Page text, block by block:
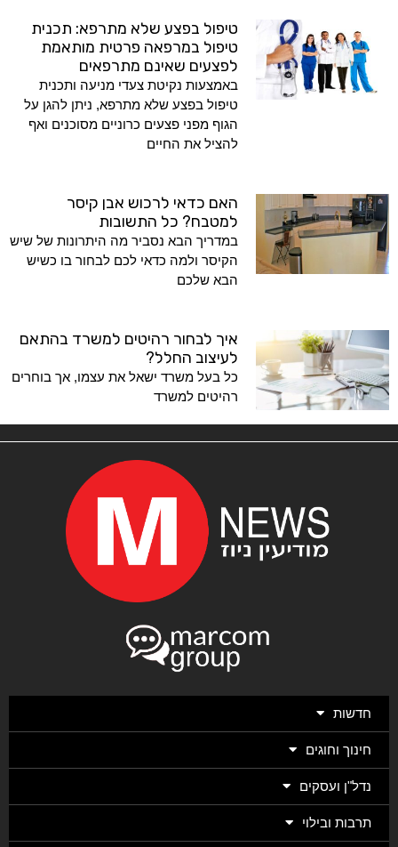
טיפול בפצע שלא מתרפא: תכנית
טיפול במרפאה פרטית מותאמת
לפצעים שאינם מתרפאים
באמצעות נקיטת צעדי מניעה ותכנית
טיפול בפצע שלא מתרפא, ניתן להגן על
הגוף מפני פצעים כרוניים מסוכנים ואף
להציל את החיים
האם כדאי לרכוש אבן קיסר
למטבח? כל התשובות
במדריך הבא נסביר מה היתרונות של שיש
הקיסר ולמה כדאי לכם לבחור בו כשיש
הבא שלכם
איך לבחור רהיטים למשרד בהתאם
לעיצוב החלל?
כל בעל משרד ישאל את עצמו, אך בוחרים
רהיטים למשרד
חדשות
חינוך וחוגים
נדל"ן ועסקים
תרבות ובילוי